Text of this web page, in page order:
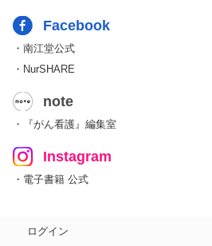
Facebook
・南江堂公式
・NurSHARE
note
・『がん看護』編集室
Instagram
・電子書籍 公式
ログイン